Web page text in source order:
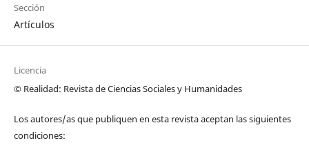
Sección
Artículos
Licencia
© Realidad: Revista de Ciencias Sociales y Humanidades
Los autores/as que publiquen en esta revista aceptan las siguientes
condiciones: